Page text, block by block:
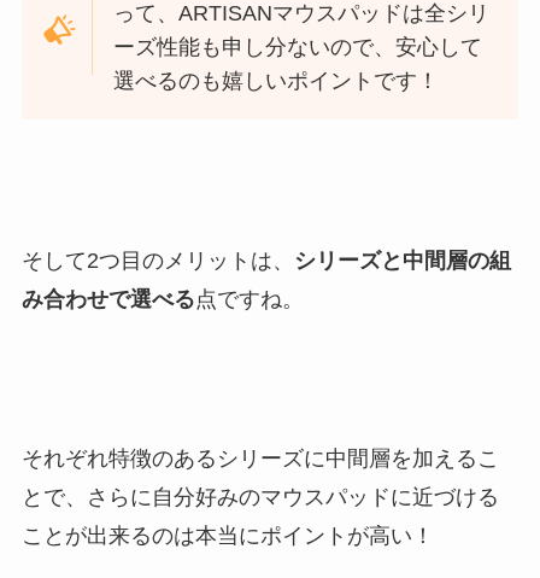
って、ARTISANマウスパッドは全シリ
ーズ性能も申し分ないので、安心して
選べるのも嬉しいポイントです！
そして2つ目のメリットは、
シリーズと中間層の組
み合わせで選べる点ですね。
それぞれ特徴のあるシリーズに中間層を加えるこ
とで、さらに自分好みのマウスパッドに近づける
ことが出来るのは本当にポイントが高い！